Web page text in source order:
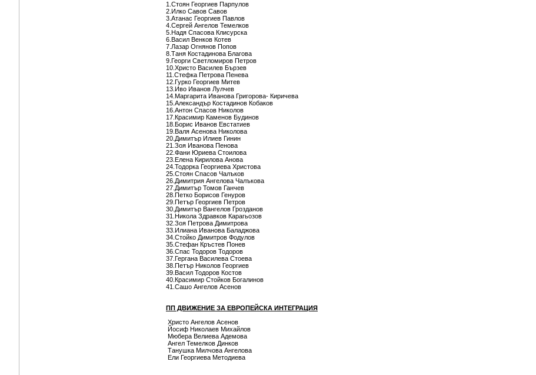
1.Стоян Георгиев Парпулов
2.Илко Савов Савов
3.Атанас Георгиев Павлов
4.Сергей Ангелов Темелков
5.Надя Спасова Клисурска
6.Васил Венков Котев
7.Лазар Огнянов Попов
8.Таня Костадинова Благова
9.Георги Светломиров Петров
10.Христо Василев Бързев
11.Стефка Петрова Пенева
12.Гурко Георгиев Митев
13.Иво Иванов Лулчев
14.Маргарита Иванова Григорова- Киричева
15.Александър Костадинов Кобаков
16.Антон Спасов Николов
17.Красимир Каменов Будинов
18.Борис Иванов Евстатиев
19.Валя Асенова Николова
20.Димитър Илиев Гинин
21.Зоя Иванова Пенова
22.Фани Юриева Стоилова
23.Елена Кирилова Анова
24.Тодорка Георгиева Христова
25.Стоян Спасов Чалъков
26.Димитрия Ангелова Чалъкова
27.Димитър Томов Ганчев
28.Петко Борисов Генуров
29.Петър Георгиев Петров
30.Димитър Вангелов Грозданов
31.Никола Здравков Карагьозов
32.Зоя Петрова Димитрова
33.Илиана Иванова Баладжова
34.Стойко Димитров Фодулов
35.Стефан Кръстев Понев
36.Спас Тодоров Тодоров
37.Гергана Василева Стоева
38.Петър Николов Георгиев
39.Васил Тодоров Костов
40.Красимир Стойков Богалинов
41.Сашо Ангелов Асенов
ПП ДВИЖЕНИЕ ЗА ЕВРОПЕЙСКА ИНТЕГРАЦИЯ
Христо Ангелов Асенов
Йосиф Николаев Михайлов
Мюбера Велиева Адемова
Ангел Темелков Динков
Танушка Милчова Ангелова
Ели Георгиева Методиева